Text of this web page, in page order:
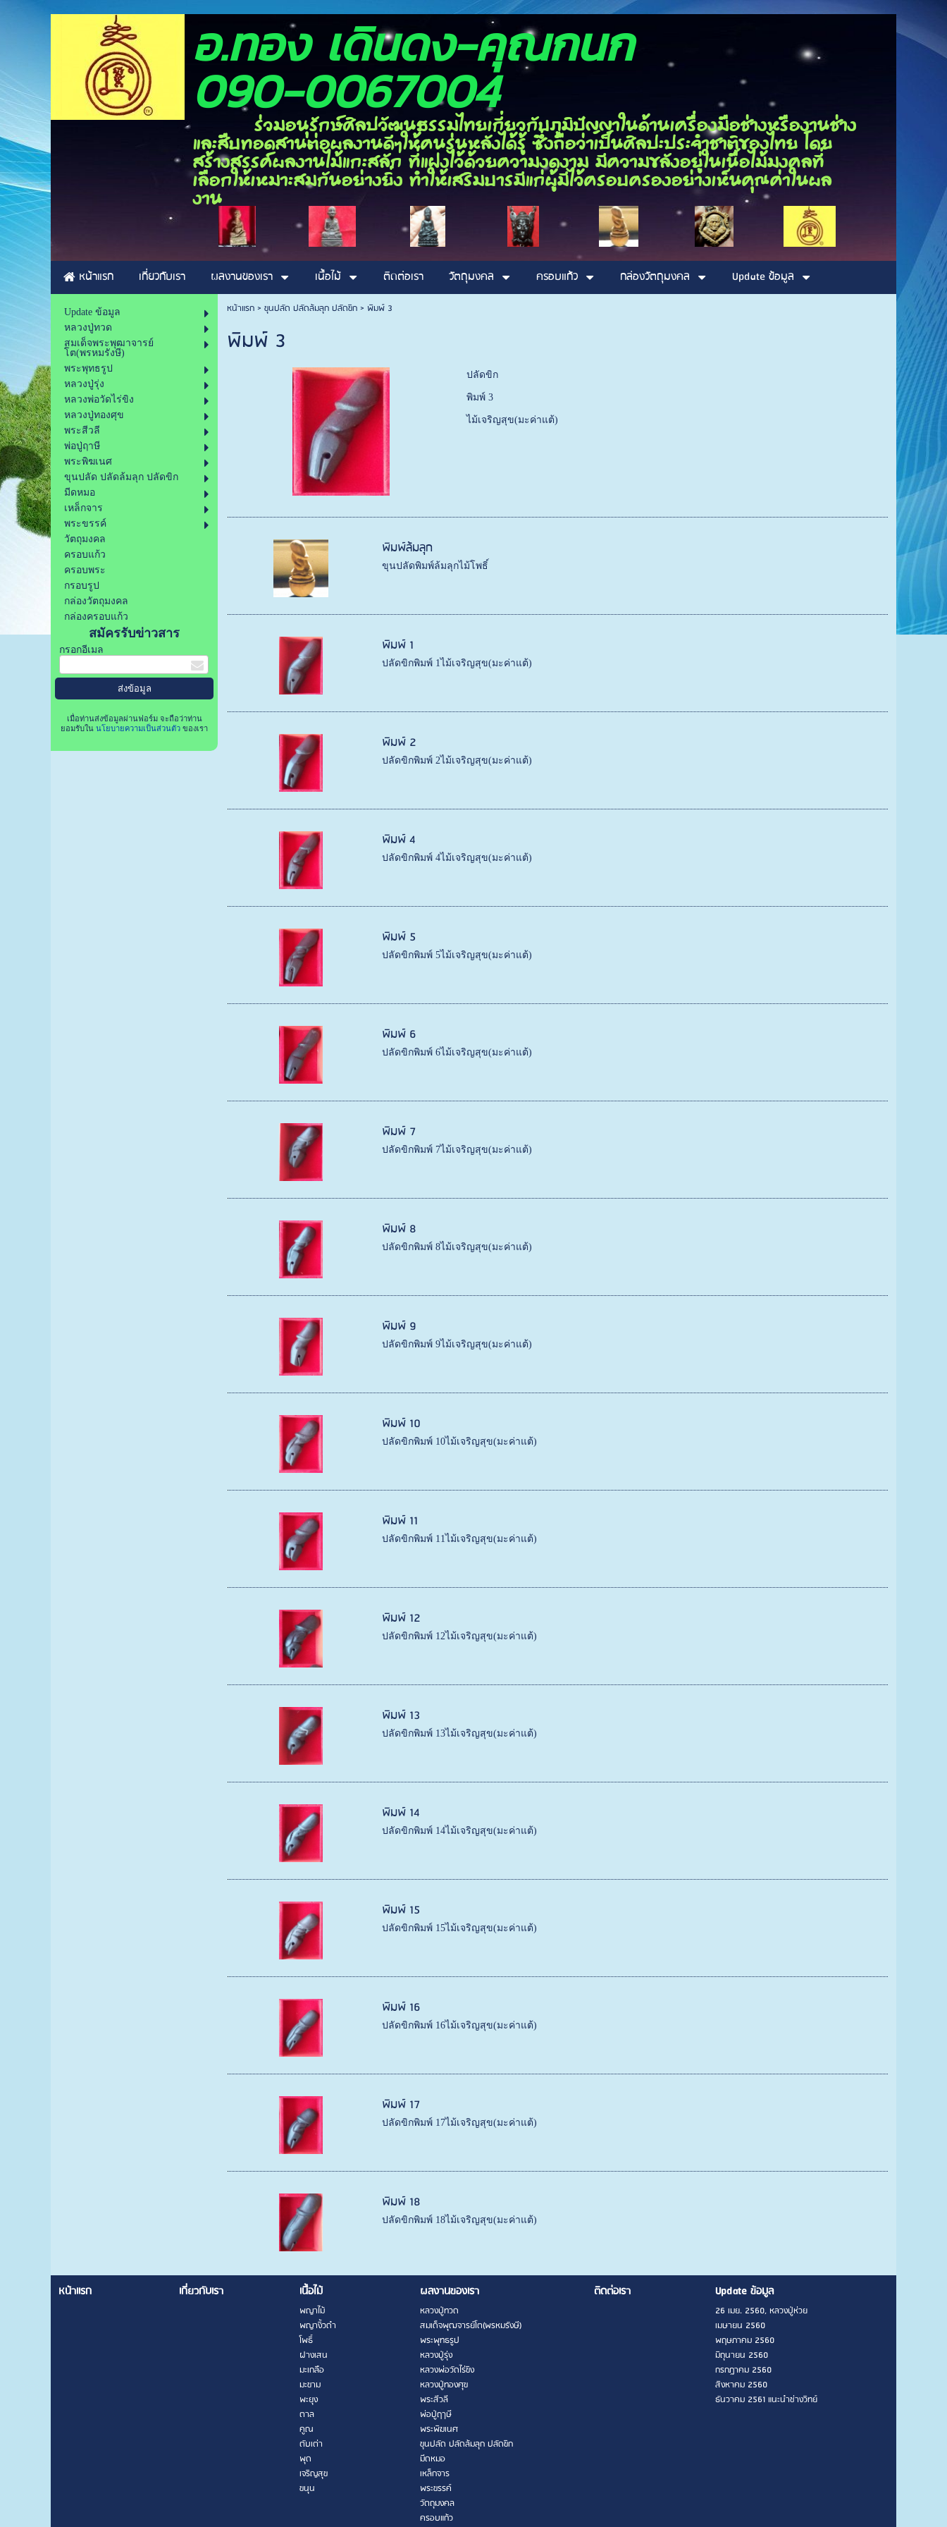
อ.ทอง เดินดง-คุณกนก
090-0067004
ร่วมอนุรักษ์ศิลปวัฒนธรรมไทยเกี่ยวกับภูมิปัญญาในด้านเครื่องมือช่างหรืองานช่าง
และสืบทอดสานต่อผลงานดีๆให้คนรุ่นหลังได้รู้ ซึ่งถือว่าเป็นศิลปะประจำชาติของไทย โดย
สร้างสรรค์ผลงานไม้แกะสลัก ที่แฝงไว้ด้วยความงดงาม มีความขลังอยู่ในเนื้อไม้มงคลที่
เลือกให้เหมาะสมกันอย่างยิ่ง ทำให้เสริมบารมีแก่ผู้มีไว้ครอบครองอย่างเห็นคุณค่าในผล
งาน
หน้าแรก เกี่ยวกับเรา ผลงานของเรา เนื้อไม้ ติดต่อเรา วัตถุมงคล ครอบแก้ว กล่องวัตถุมงคล Update ข้อมูล
Update ข้อมูล
หลวงปู่ทวด
สมเด็จพระพุฒาจารย์
โต(พรหมรังษี)
พระพุทธรูป
หลวงปู่รุ่ง
หลวงพ่อวัดไร่ขิง
หลวงปู่ทองศุข
พระสีวลี
พ่อปู่ฤาษี
พระพิฆเนศ
ขุนปลัด ปลัดล้มลุก ปลัดขิก
มีดหมอ
เหล็กจาร
พระขรรค์
วัตถุมงคล
ครอบแก้ว
ครอบพระ
กรอบรูป
กล่องวัตถุมงคล
กล่องครอบแก้ว
สมัครรับข่าวสาร
กรอกอีเมล
เมื่อท่านส่งข้อมูลผ่านฟอร์ม จะถือว่าท่าน
ยอมรับใน นโยบายความเป็นส่วนตัวของเรา
หน้าแรก> ขุนปลัด ปลัดล้มลุก ปลัดขิก> พิมพ์ 3
พิมพ์ 3
ปลัดขิก
พิมพ์ 3
ไม้เจริญสุข(มะค่าแต้)
พิมพ์ล้มลุก
ขุนปลัดพิมพ์ล้มลุกไม้โพธิ์
พิมพ์ 1
ปลัดขิกพิมพ์ 1ไม้เจริญสุข(มะค่าแต้)
พิมพ์ 2
ปลัดขิกพิมพ์ 2ไม้เจริญสุข(มะค่าแต้)
พิมพ์ 4
ปลัดขิกพิมพ์ 4ไม้เจริญสุข(มะค่าแต้)
พิมพ์ 5
ปลัดขิกพิมพ์ 5ไม้เจริญสุข(มะค่าแต้)
พิมพ์ 6
ปลัดขิกพิมพ์ 6ไม้เจริญสุข(มะค่าแต้)
พิมพ์ 7
ปลัดขิกพิมพ์ 7ไม้เจริญสุข(มะค่าแต้)
พิมพ์ 8
ปลัดขิกพิมพ์ 8ไม้เจริญสุข(มะค่าแต้)
พิมพ์ 9
ปลัดขิกพิมพ์ 9ไม้เจริญสุข(มะค่าแต้)
พิมพ์ 10
ปลัดขิกพิมพ์ 10ไม้เจริญสุข(มะค่าแต้)
พิมพ์ 11
ปลัดขิกพิมพ์ 11ไม้เจริญสุข(มะค่าแต้)
พิมพ์ 12
ปลัดขิกพิมพ์ 12ไม้เจริญสุข(มะค่าแต้)
พิมพ์ 13
ปลัดขิกพิมพ์ 13ไม้เจริญสุข(มะค่าแต้)
พิมพ์ 14
ปลัดขิกพิมพ์ 14ไม้เจริญสุข(มะค่าแต้)
พิมพ์ 15
ปลัดขิกพิมพ์ 15ไม้เจริญสุข(มะค่าแต้)
พิมพ์ 16
ปลัดขิกพิมพ์ 16ไม้เจริญสุข(มะค่าแต้)
พิมพ์ 17
ปลัดขิกพิมพ์ 17ไม้เจริญสุข(มะค่าแต้)
พิมพ์ 18
ปลัดขิกพิมพ์ 18ไม้เจริญสุข(มะค่าแต้)
หน้าแรก เกี่ยวกับเรา เนื้อไม้
พญาไม้
พญางิ้วดำ
โพธิ์
ฝางเสน
มะเกลือ
มะขาม
พะยุง
ตาล
คูณ
ตับเต่า
พุด
เจริญสุข
ขนุน
ผลงานของเรา
หลวงปู่ทวด
สมเด็จพุฒจารย์โต(พรหมรังษี)
พระพุทธรูป
หลวงปู่รุ่ง
หลวงพ่อวัดไร่ขิง
หลวงปู่ทองศุข
พระสีวลี
พ่อปู่ฤาษี
พระพิฆเนศ
ขุนปลัด ปลัดล้มลุก ปลัดขิก
มีดหมอ
เหล็กจาร
พระขรรค์
วัตถุมงคล
ครอบแก้ว
ติดต่อเรา Update ข้อมูล
26 เมย. 2560, หลวงปู่ห่วย
เมษายน 2560
พฤษภาคม 2560
มิถุนายน 2560
กรกฎาคม 2560
สิงหาคม 2560
ธันวาคม 2561 แนะนำช่างวิทย์